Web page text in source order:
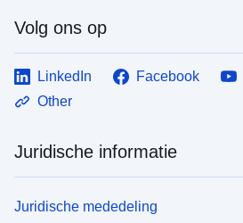
Volg ons op
LinkedIn Facebook
Other
Juridische informatie
Juridische mededeling